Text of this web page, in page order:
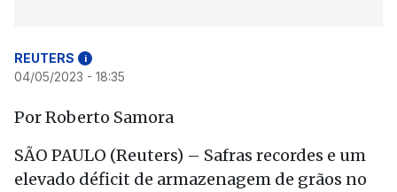
REUTERS i
04/05/2023 - 18:35
Por Roberto Samora
SÃO PAULO (Reuters) – Safras recordes e um
elevado déficit de armazenagem de grãos no